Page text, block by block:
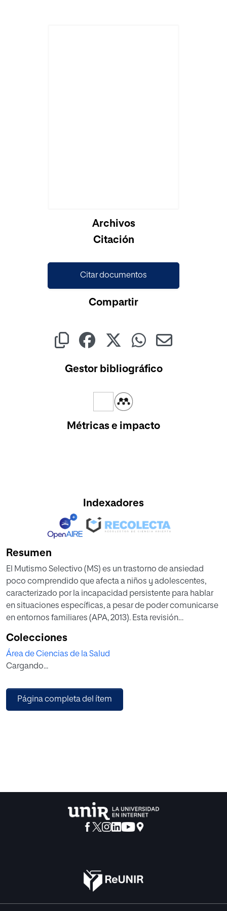
Archivos
Citación
Citar documentos
Compartir
Gestor bibliográfico
Métricas e impacto
Indexadores
Resumen
El Mutismo Selectivo (MS) es un trastorno de ansiedad
poco comprendido que afecta a niños y adolescentes,
caracterizado por la incapacidad persistente para hablar
en situaciones específicas, a pesar de poder comunicarse
en entornos familiares (APA, 2013). Esta revisión
tratamientos psicológicos para abordar el MS en la
población infantojuvenil a nivel nacional e internacional en
los últimos 10 años. Se examinaron enfoques terapéuticos
exposición gradual y terapias basadas en el juego,
evaluando su eficacia y consideraciones clínicas. La
Colecciones
Área de Ciencias de la Salud
Cargando...
Página completa del ítem